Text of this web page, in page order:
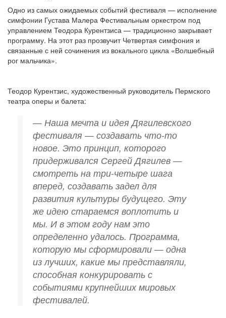
Одно из самых ожидаемых событий фестиваля — исполнение
симфонии Густава Малера Фестивальным оркестром под
управлением Теодора Курентзиса — традиционно закрывает
программу. На этот раз прозвучит Четвертая симфония и
связанные с ней сочинения из вокального цикла «Волшебный
рог мальчика».
Теодор Курентзис, художественный руководитель Пермского
театра оперы и балета:
— Наша мечта и идея Дягилевского
фестиваля — создавать что-то
новое. Это принцип, которого
придерживался Сергей Дягилев —
смотреть на три-четыре шага
вперед, создавать задел для
развития культуры будущего. Эту
же идею стараемся воплотить и
мы. И в этом году нам это
определенно удалось. Программа,
которую мы сформировали — одна
из лучших, какие мы представляли,
способная конкурировать с
событиями крупнейших мировых
фестивалей.